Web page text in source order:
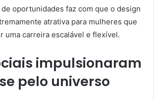
oportunidades faz com que o design
atrativa para mulheres que
uma carreira escalável e flexível.
impulsionaram
pelo universo